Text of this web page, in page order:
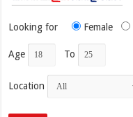
Looking for Female
Age To
Location